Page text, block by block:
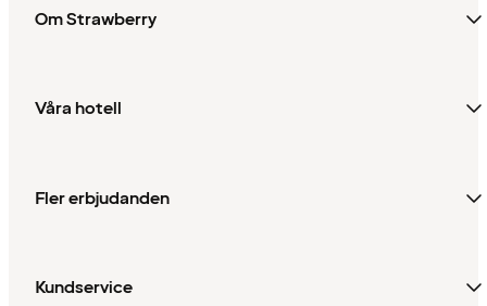
Om Strawberry
Våra hotell
Fler erbjudanden
Kundservice